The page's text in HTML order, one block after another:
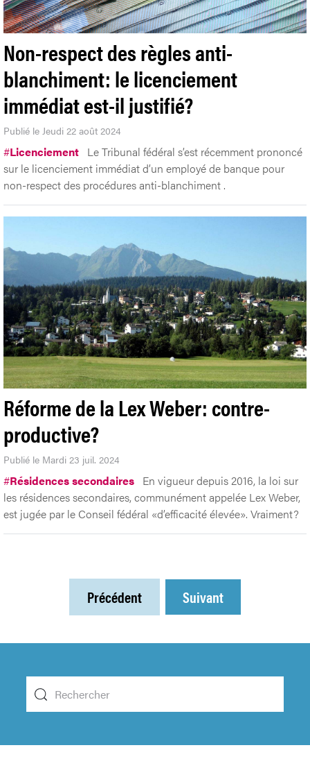
Non-respect des règles anti-
blanchiment: le licenciement
immédiat est-il justifié?
Publié le Jeudi 22 août 2024
#Licenciement Le Tribunal fédéral s’est récemment prononcé
sur le licenciement immédiat d’un employé de banque pour
non-respect des procédures anti-blanchiment .
Réforme de la Lex Weber: contre-
productive?
Publié le Mardi 23 juil. 2024
#Résidences secondaires En vigueur depuis 2016, la loi sur
les résidences secondaires, communément appelée Lex Weber,
est jugée par le Conseil fédéral «d’efficacité élevée». Vraiment?
Précédent Suivant